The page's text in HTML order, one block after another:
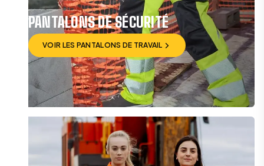
PANTALONS DE SÉCURITÉ
VOIR LES PANTALONS DE TRAVAIL
VOIR LES PANTALONS DE TRAVAIL